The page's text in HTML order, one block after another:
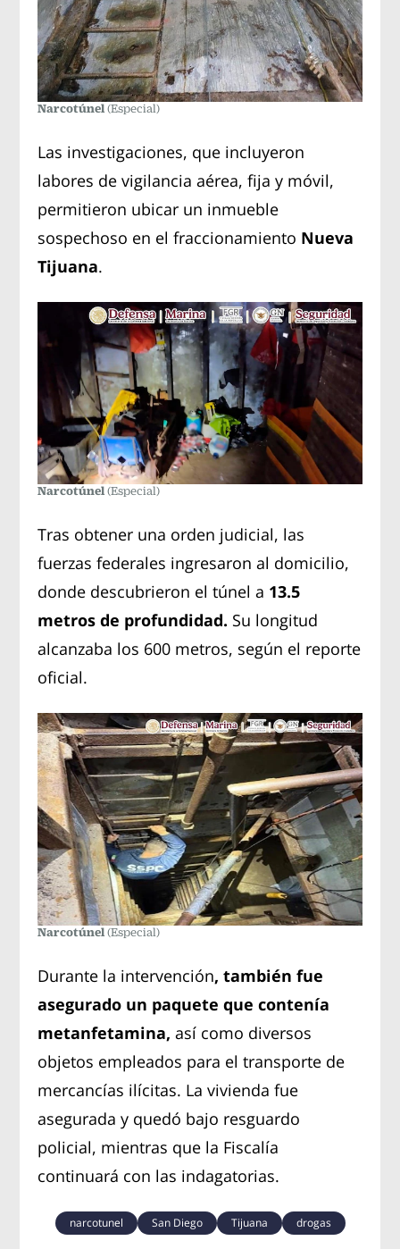
Narcotúnel(Especial)
Las investigaciones, que incluyeron
labores de vigilancia aérea, fija y móvil,
permitieron ubicar un inmueble
sospechoso en el fraccionamiento Nueva
Tijuana.
Narcotúnel(Especial)
Tras obtener una orden judicial, las
fuerzas federales ingresaron al domicilio,
donde descubrieron el túnel a 13.5
metros de profundidad. Su longitud
alcanzaba los 600 metros, según el reporte
oficial.
Narcotúnel(Especial)
Durante la intervención, también fue
asegurado un paquete que contenía
metanfetamina, así como diversos
objetos empleados para el transporte de
mercancías ilícitas. La vivienda fue
asegurada y quedó bajo resguardo
policial, mientras que la Fiscalía
continuará con las indagatorias.
narcotunel San Diego Tijuana drogas